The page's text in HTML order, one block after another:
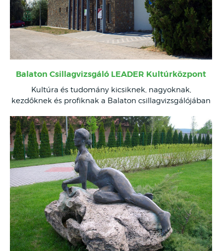
Balaton Csillagvizsgáló LEADER Kultúrközpont
Kultúra és tudomány kicsiknek, nagyoknak,
kezdőknek és profiknak a Balaton csillagvizsgálójában